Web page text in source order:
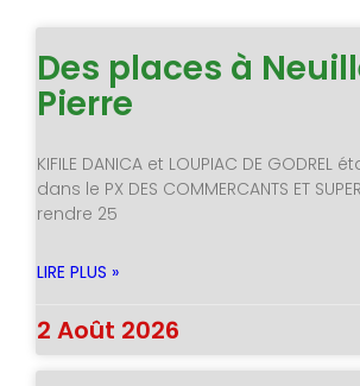
Des places à
Pierre
KIFILE DANICA et LOUPIAC DE
dans le PX DES COMMERCANTS ET
rendre 25
LIRE PLUS »
2 Août 2026